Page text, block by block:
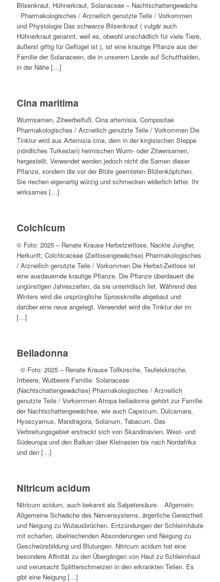
Bilsenkraut, Hühnerkraut, Solanaceae – Nachtschattengewächs
Pharmakologisches / Arzneilich genutzte Teile / Vorkommen
und Physiologie Das schwarze Bilsenkraut ( vulgär auch
Hühnerkraut genannt, weil es, obwohl unschädlich für viele Tiere,
äußerst giftig für Geflügel ist ), ist eine krautige Pflanze aus der
Familie der Solanaceen, die in unserem Lande auf Schutthalden,
in der Nähe […]
Cina maritima
Wurmsamen, Zitwerbeifuß, Cina artemisia, Compositae
Pharmakologisches / Arzneilich genutzte Teile / Vorkommen Die
Tinktur wird aus Artemisia cina, dem in der kirgisischen Steppe
(nördliches Turkestan) heimischen Wurm- oder Zitwersamen,
hergestellt. Verwendet werden jedoch nicht die Samen dieser
Pflanze, sondern die vor der Blüte geernteten Blütenköpfchen.
Sie riechen eigenartig würzig und schmecken widerlich bitter. Ihr
wirksames […]
Colchicum
© Foto: 2025 – Renate Krause Herbstzeitlose, Nackte Jungfer,
Herkunft; Colchicaceae (Zeitlosengewächse) Pharmakologisches
/ Arzneilich genutzte Teile / Vorkommen Die Herbst-Zeitlose ist
eine ausdauernde krautige Pflanze. Die Pflanze überdauert die
ungünstigen Jahreszeiten, da sie unterirdisch liet. Während des
Winters wird die ursprüngliche Sprossknolle abgebaut und
darüber eine neue angelegt. Verwendet wird die Tinktur der im
[…]
Belladonna
© Foto: 2025 – Renate Krause Tollkirsche, Teufelskirsche,
Irrbeere, Wutbeere Familie: Solanaceae
(Nachtschattengewächse) Pharmakologisches / Arzneilich
genutzte Teile / Vorkommen Atropa belladonna gehört zur Familie
der Nachtschattengewächse, wie auch Capsicum, Dulcamara,
Hyoscyamus, Mandragora, Solanum, Tabacum. Das
Verbreitungsgebiet erstreckt sich von Skandinavien, West- und
Südeuropa und den Balkan über Kleinasien bis nach Nordafrika
und den […]
Nitricum acidum
Nitricum acidum, auch bekannt als Salpetersäure. Allgemein:
Allgemeine Schwäche des Nervensystems, ärgerliche Gereiztheit
und Neigung zu Wutausbrüchen. Entzündungen der Schleimhäute
mit scharfen, übelriechenden Absonderungen und Neigung zu
Geschwürsbildung und Blutungen. Nitricum acidum hat eine
besondere Affinität zu den Übergängen von Haut zu Schleimhaut
und verursacht Splitterschmerzen in den erkrankten Teilen. Es
gibt eine Neigung […]